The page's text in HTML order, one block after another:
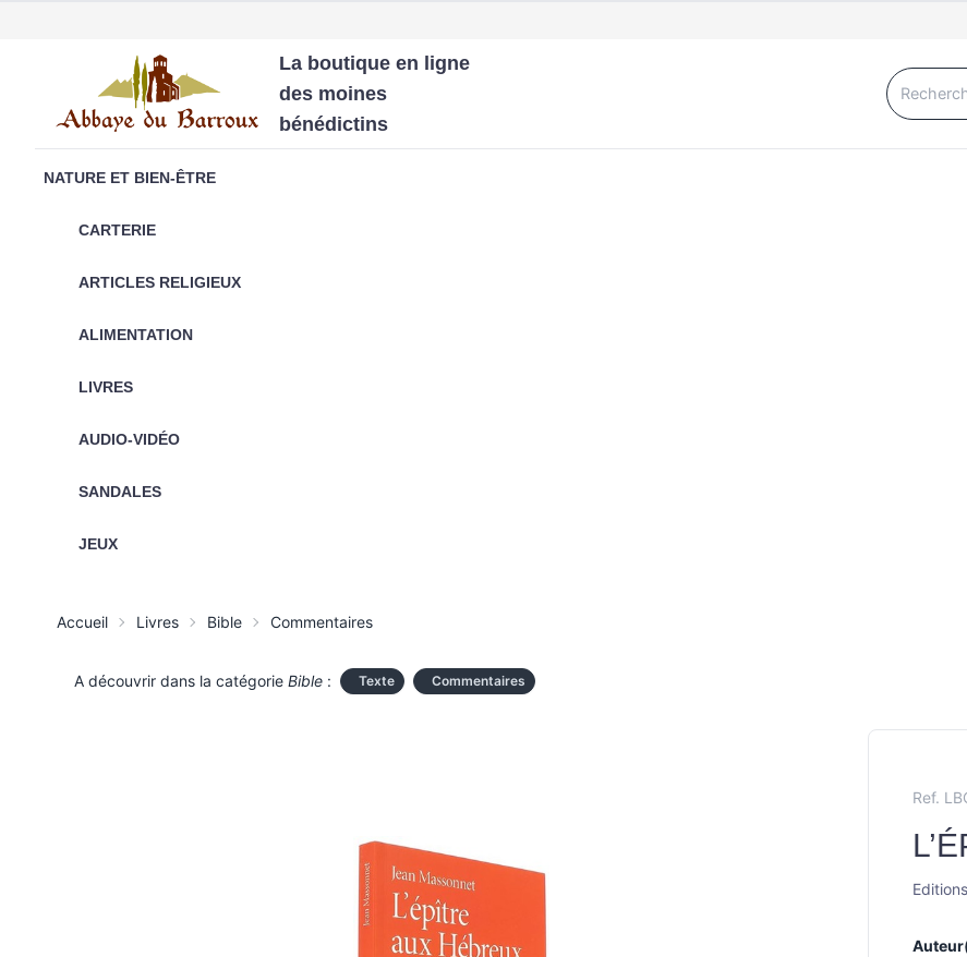
NATURE ET BIEN-ÊTRE
CARTERIE
ARTICLES RELIGIEUX
ALIMENTATION
LIVRES
AUDIO-VIDÉO
SANDALES
JEUX
La boutique en ligne
des moines
bénédictins
Accueil Livres Bible Commentaires
A découvrir dans la catégorie Bible : Texte Commentaires
Ref.